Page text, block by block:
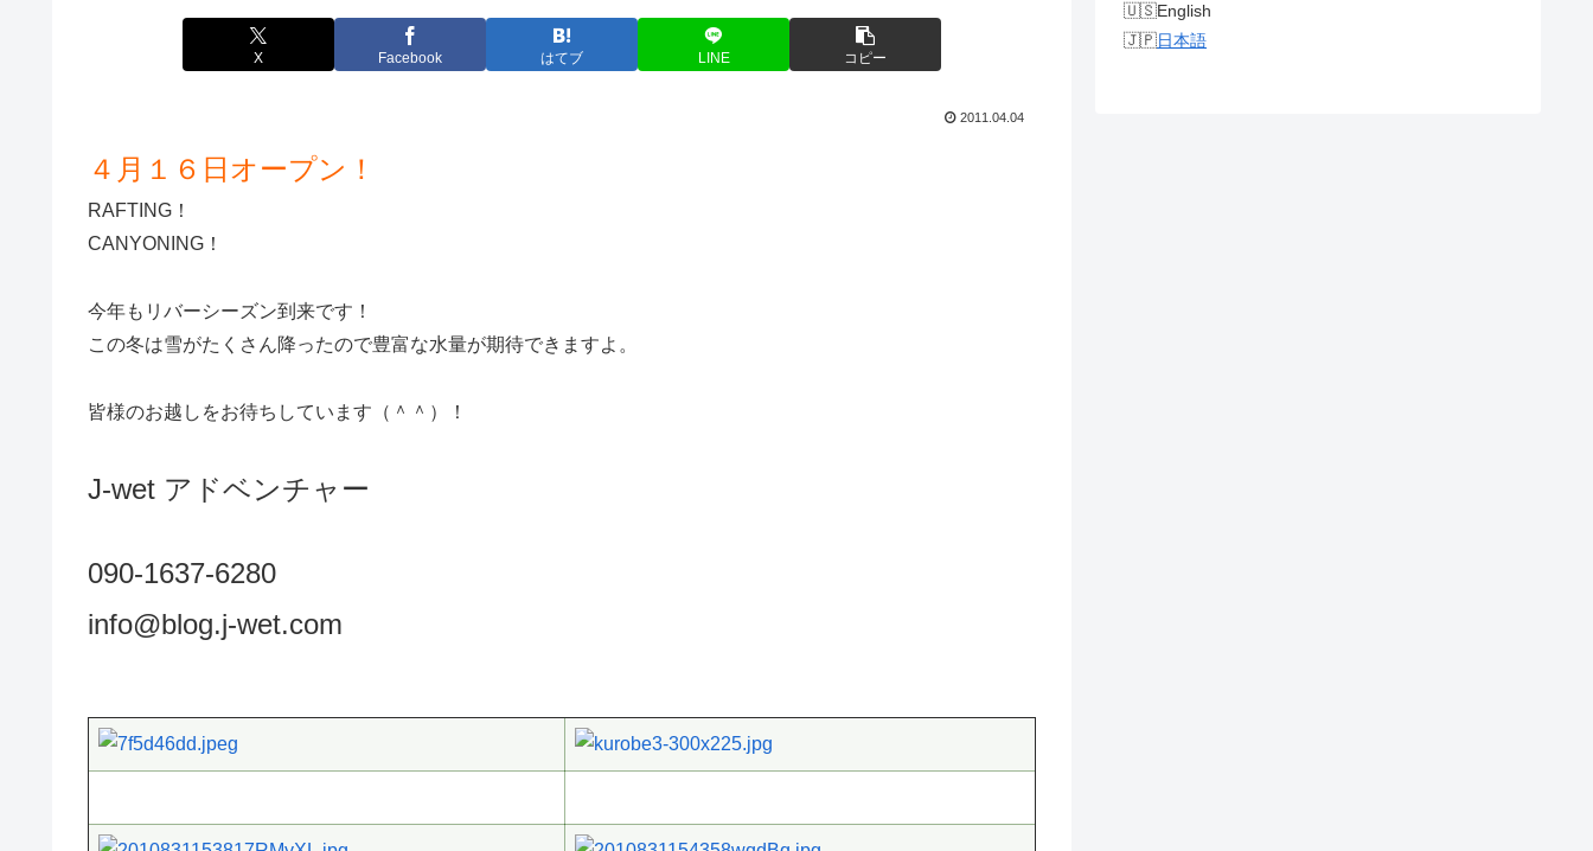
X Facebook はてブ LINE コピー
2011.04.04
４月１６日オープン！
RAFTING！
CANYONING！
今年もリバーシーズン到来です！
この冬は雪がたくさん降ったので豊富な水量が期待できますよ。
皆様のお越しをお待ちしています（＾＾）！
J-wet アドベンチャー
090-1637-6280
info@blog.j-wet.com
English
日本語